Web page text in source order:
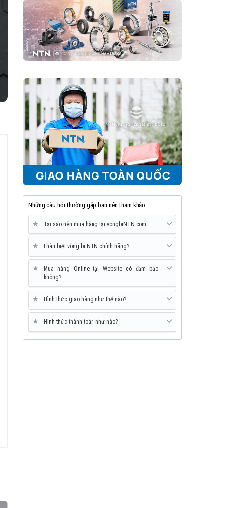
Những câu hỏi thường gặp bạn nên tham khảo
★ Tại sao nên mua hàng tại vongbiNTN.com
★ Phân biệt vòng bi NTN chính hãng?
★
Mua hàng Online tại Website có đảm bảo
không?
★ Hình thức giao hàng như thế nào?
★ Hình thức thành toán như nào?